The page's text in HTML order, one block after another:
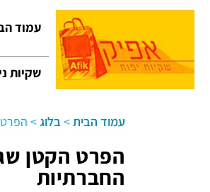
עמוד
שקיות
עמוד הבית> בלוג>
הפרט הקטן
החברתיות